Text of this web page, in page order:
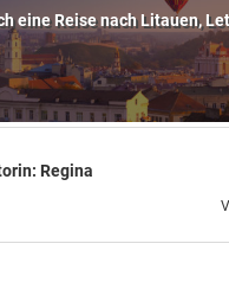
ESIM
REISEBLOG
eine Reise nach Litauen,
Regina